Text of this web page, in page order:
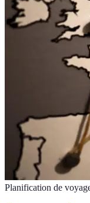
Planification de